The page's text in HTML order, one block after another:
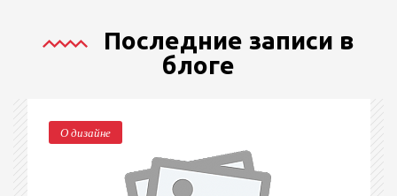
Последние записи в
блоге
О дизайне